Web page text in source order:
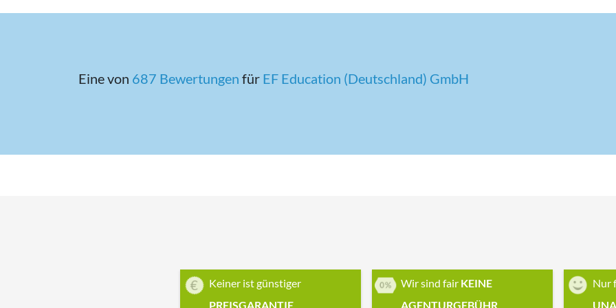
Eine von 687 Bewertungen für EF Education (Deutschland) GmbH
Keiner ist günstiger
PREISGARANTIE
Wir sind fair KEINE
AGENTURGEBÜHR
Nur